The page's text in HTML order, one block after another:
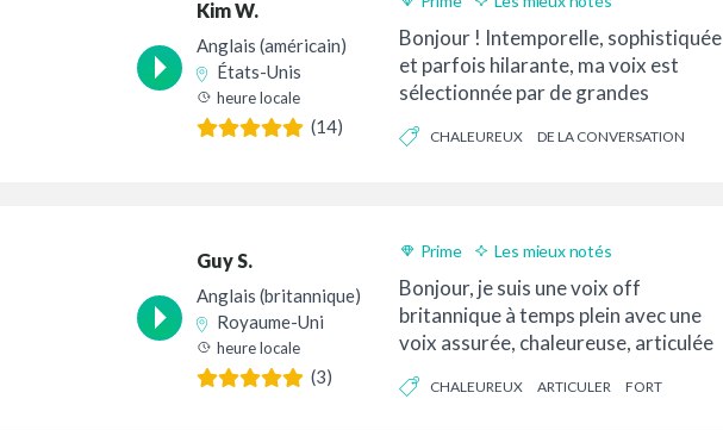
Kim W.
Anglais (américain)
États-Unis
heure locale
(14)
Livraison 24h
Bonjour ! Intemporelle, sophistiquée
et parfois hilarante, ma voix est
sélectionnée par de grandes
CHALEUREUX DE LA CONVERSATION
Guy S.
Anglais (britannique)
Royaume-Uni
heure locale
(3)
Prime
Les mieux notés
Livraison 24h
Bonjour, je suis une voix off
britannique à temps plein avec une
voix assurée, chaleureuse, articulée
CHALEUREUX ARTICULER FORT